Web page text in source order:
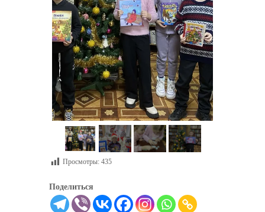
Просмотры: 435
Поделиться